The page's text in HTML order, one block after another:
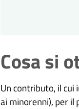
Cosa si
Un contributo, il cui
ai minorenni), per